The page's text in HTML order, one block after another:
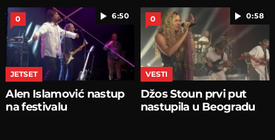
6:50
0
JETSET
Alen Islamović nastup
na festivalu
0:58
0
VESTI
Džos Stoun prvi put
nastupila u Beogradu